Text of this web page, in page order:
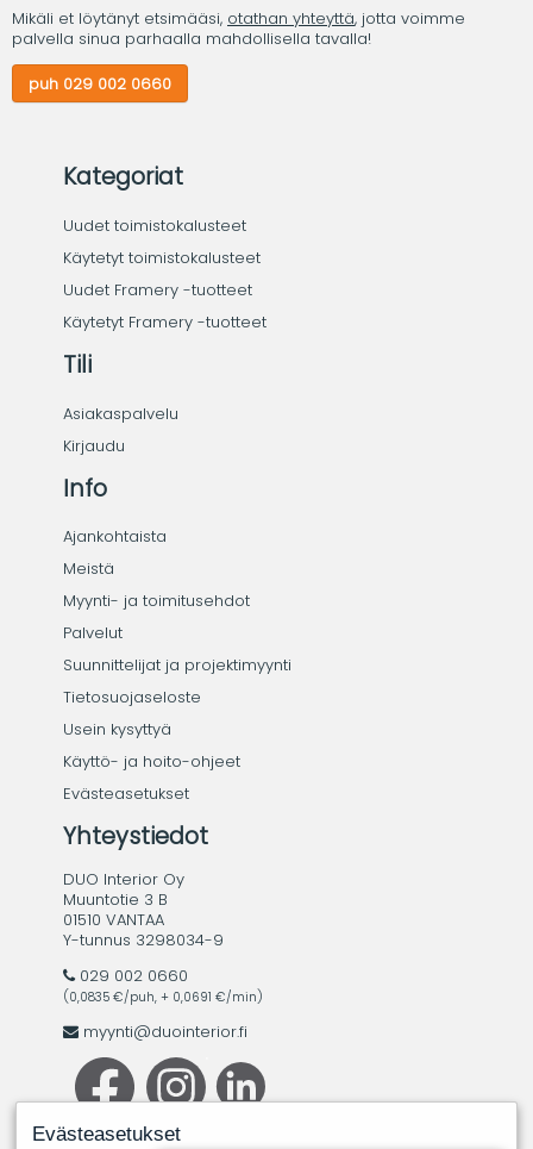
Mikäli et löytänyt etsimääsi, otathan yhteyttä, jotta voimme
palvella sinua parhaalla mahdollisella tavalla!
puh 029 002 0660
Kategoriat
Uudet toimistokalusteet
Käytetyt toimistokalusteet
Uudet Framery -tuotteet
Käytetyt Framery -tuotteet
Tili
Asiakaspalvelu
Kirjaudu
Info
Ajankohtaista
Meistä
Myynti- ja toimitusehdot
Palvelut
Suunnittelijat ja projektimyynti
Tietosuojaseloste
Usein kysyttyä
Käyttö- ja hoito-ohjeet
Evästeasetukset
Yhteystiedot
DUO Interior Oy
Muuntotie 3 B
01510 VANTAA
Y-tunnus 3298034-9
029 002 0660
(0,0835 €/puh, + 0,0691 €/min)
myynti@duointerior.fi
Evästeasetukset